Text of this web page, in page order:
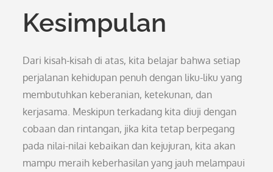
Kesimpulan
Dari kisah-kisah di atas, kita belajar bahwa setiap
perjalanan kehidupan penuh dengan liku-liku yang
membutuhkan keberanian, ketekunan, dan
kerjasama. Meskipun terkadang kita diuji dengan
cobaan dan rintangan, jika kita tetap berpegang
pada nilai-nilai kebaikan dan kejujuran, kita akan
mampu meraih keberhasilan yang jauh melampaui